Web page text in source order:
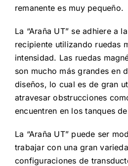
remanente es muy pequeño.
La “Araña UT” se adhiere a
recipiente utilizando ruedas
intensidad. Las ruedas
son mucho más grandes en
diseños, lo cual es de gran
atravesar obstrucciones
encuentren en los tanques
La “Araña UT” puede ser
trabajar con una gran
configuraciones de